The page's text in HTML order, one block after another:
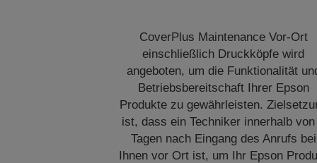
CoverPlus Maintenance Vor-Ort
einschließlich Druckköpfe wird
angeboten, um die Funktionalität
Betriebsbereitschaft Ihrer Epson
Produkte zu gewährleisten.
ist, dass ein Techniker innerhalb
Tagen nach Eingang des Anrufs bei
Ihnen vor Ort ist, um Ihr Epson